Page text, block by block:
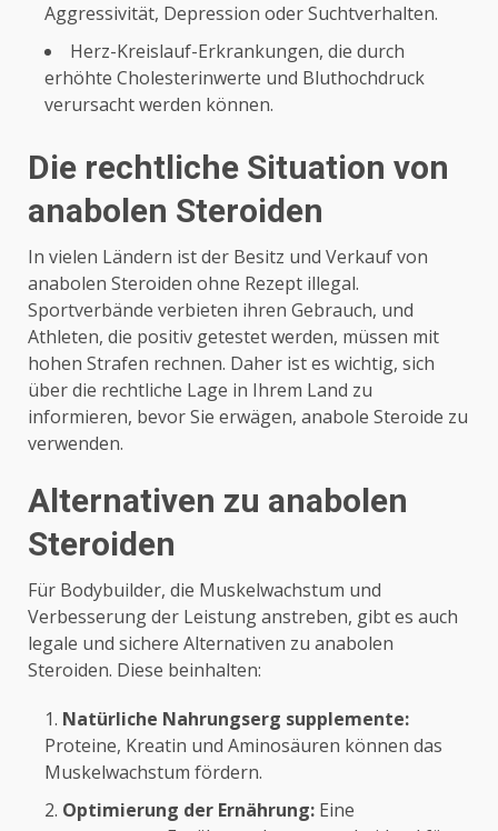
Aggressivität, Depression oder Suchtverhalten.
Herz-Kreislauf-Erkrankungen, die durch
erhöhte Cholesterinwerte und Bluthochdruck
verursacht werden können.
Die rechtliche Situation von
anabolen Steroiden
In vielen Ländern ist der Besitz und Verkauf von
anabolen Steroiden ohne Rezept illegal.
Sportverbände verbieten ihren Gebrauch, und
Athleten, die positiv getestet werden, müssen mit
hohen Strafen rechnen. Daher ist es wichtig, sich
über die rechtliche Lage in Ihrem Land zu
informieren, bevor Sie erwägen, anabole Steroide zu
verwenden.
Alternativen zu anabolen
Steroiden
Für Bodybuilder, die Muskelwachstum und
Verbesserung der Leistung anstreben, gibt es auch
legale und sichere Alternativen zu anabolen
Steroiden. Diese beinhalten:
Natürliche Nahrungserg supplemente:
Proteine, Kreatin und Aminosäuren können das
Muskelwachstum fördern.
Optimierung der Ernährung: Eine